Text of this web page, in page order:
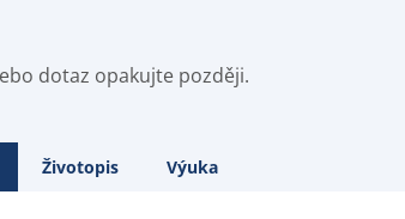
dotaz opakujte později.
Životopis Výuka